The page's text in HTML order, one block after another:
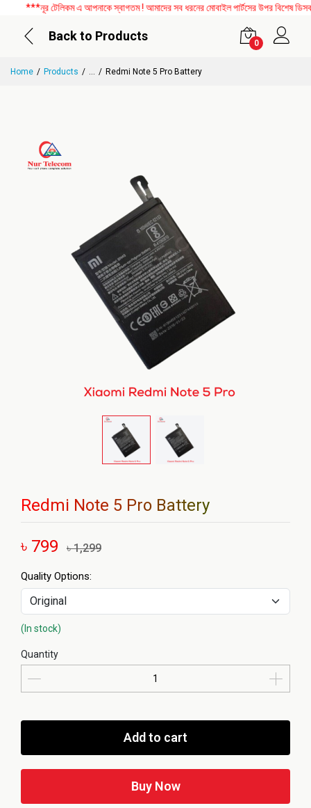
***নূর টেলিকম এ আপনাকে স্বাগতম ! আমাদের সব ধরনের মোবাইল পার্টসের উপর বিশেষ
Back to Products
0
Home Products ... Redmi Note 5 Pro Battery
Redmi Note 5 Pro Battery
৳ 799 ৳ 1,299
Quality Options:
(In stock)
Quantity
Add to cart
Buy Now